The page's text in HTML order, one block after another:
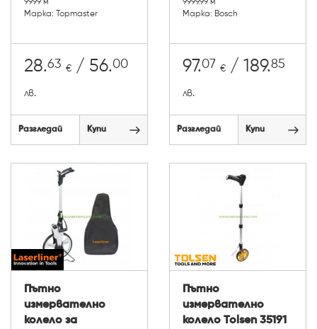
9999 м
Марка: Topmaster
28.63 € / 56.00
лв.
Разгледай Купи
9999.99 м
Марка: Bosch
97.07 € / 189.85
лв.
Разгледай Купи
Пътно
измервателно
колело за
Пътно
измервателно
колело Tolsen 35191